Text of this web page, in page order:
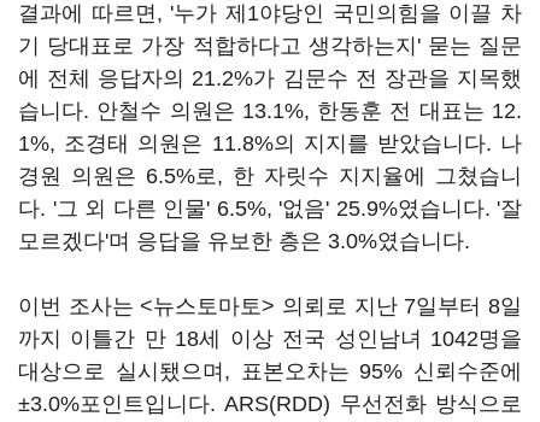
결과에 따르면, '누가 제1야당인 국민의힘을 이끌 차
기 당대표로 가장 적합하다고 생각하는지' 묻는 질문
에 전체 응답자의 21.2%가 김문수 전 장관을 지목했
습니다. 안철수 의원은 13.1%, 한동훈 전 대표는 12.
1%, 조경태 의원은 11.8%의 지지를 받았습니다. 나
경원 의원은 6.5%로, 한 자릿수 지지율에 그쳤습니
다. '그 외 다른 인물' 6.5%, '없음' 25.9%였습니다. '잘
모르겠다'며 응답을 유보한 층은 3.0%였습니다.
이번 조사는 <뉴스토마토> 의뢰로 지난 7일부터 8일
까지 이틀간 만 18세 이상 전국 성인남녀 1042명을
대상으로 실시됐으며, 표본오차는 95% 신뢰수준에
±3.0%포인트입니다. ARS(RDD) 무선전화 방식으로